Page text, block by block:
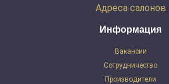
Информация
Вакансии
Сотрудничество
Производители
Адреса салонов